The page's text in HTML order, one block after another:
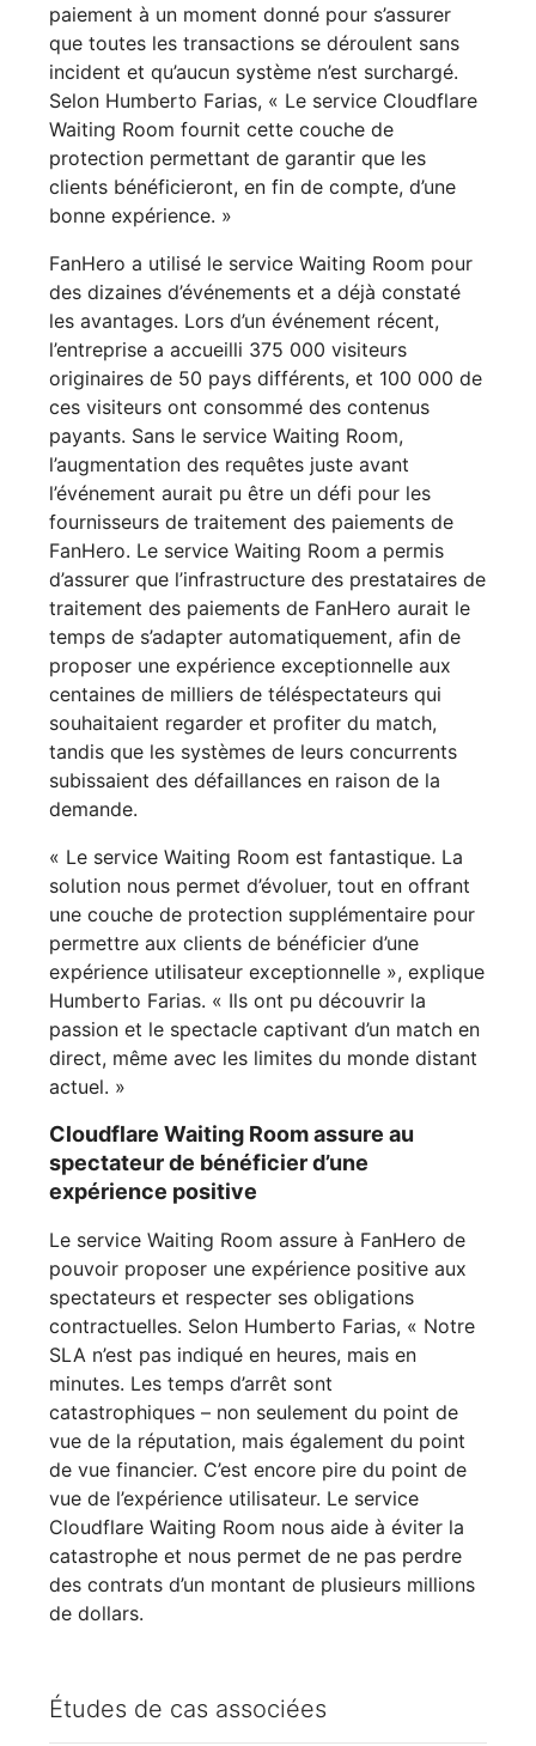
paiement à un moment donné pour s’assurer
que toutes les transactions se déroulent sans
incident et qu’aucun système n’est surchargé.
Selon Humberto Farias, « Le service Cloudflare
Waiting Room fournit cette couche de
protection permettant de garantir que les
clients bénéficieront, en fin de compte, d’une
bonne expérience. »
FanHero a utilisé le service Waiting Room pour
des dizaines d’événements et a déjà constaté
les avantages. Lors d’un événement récent,
l’entreprise a accueilli 375 000 visiteurs
originaires de 50 pays différents, et 100 000 de
ces visiteurs ont consommé des contenus
payants. Sans le service Waiting Room,
l’augmentation des requêtes juste avant
l’événement aurait pu être un défi pour les
fournisseurs de traitement des paiements de
FanHero. Le service Waiting Room a permis
d’assurer que l’infrastructure des prestataires de
traitement des paiements de FanHero aurait le
temps de s’adapter automatiquement, afin de
proposer une expérience exceptionnelle aux
centaines de milliers de téléspectateurs qui
souhaitaient regarder et profiter du match,
tandis que les systèmes de leurs concurrents
subissaient des défaillances en raison de la
demande.
« Le service Waiting Room est fantastique. La
solution nous permet d’évoluer, tout en offrant
une couche de protection supplémentaire pour
permettre aux clients de bénéficier d’une
expérience utilisateur exceptionnelle », explique
Humberto Farias. « Ils ont pu découvrir la
passion et le spectacle captivant d’un match en
direct, même avec les limites du monde distant
actuel. »
Cloudflare Waiting Room assure au
spectateur de bénéficier d’une
expérience positive
Le service Waiting Room assure à FanHero de
pouvoir proposer une expérience positive aux
spectateurs et respecter ses obligations
contractuelles. Selon Humberto Farias, « Notre
SLA n’est pas indiqué en heures, mais en
minutes. Les temps d’arrêt sont
catastrophiques – non seulement du point de
vue de la réputation, mais également du point
de vue financier. C’est encore pire du point de
vue de l’expérience utilisateur. Le service
Cloudflare Waiting Room nous aide à éviter la
catastrophe et nous permet de ne pas perdre
des contrats d’un montant de plusieurs millions
de dollars.
Études de cas associées